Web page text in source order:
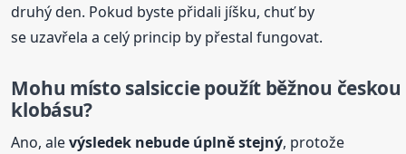
druhý den. Pokud byste přidali jíšku, chuť by
se uzavřela a celý princip by přestal fungovat.
Mohu místo salsiccie použít běžnou českou
klobásu?
Ano, alevýsledek nebude úplně stejný, protože